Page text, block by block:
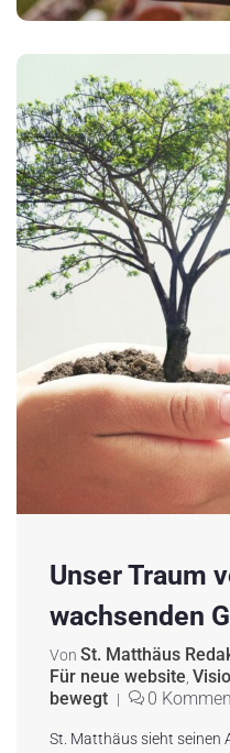
Unser Traum
wachsenden
Von St. Matthäus
Für neue website
bewegt | 0
St. Matthäus sieht seinen